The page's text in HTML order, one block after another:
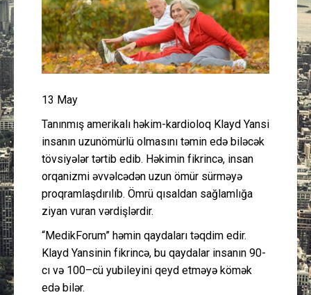
Güney Azərbaycan
Mədəniyyət
İdman
Layihə
Gündəm
Cəmiyyət
Peşə etikası
13 May
Tanınmış amerikalı həkim-kardioloq Klayd Yansi
insanın uzunömürlü olmasını təmin edə biləcək
tövsiyələr tərtib edib. Həkimin fikrincə, insan
orqanizmi əvvəlcədən uzun ömür sürməyə
proqramlaşdırılıb. Ömrü qısaldan sağlamlığa
ziyan vuran vərdişlərdir.
“MedikForum” həmin qaydaları təqdim edir.
Klayd Yansinin fikrincə, bu qaydalar insanın 90-
cı və 100–cü yubileyini qeyd etməyə kömək
edə bilər.